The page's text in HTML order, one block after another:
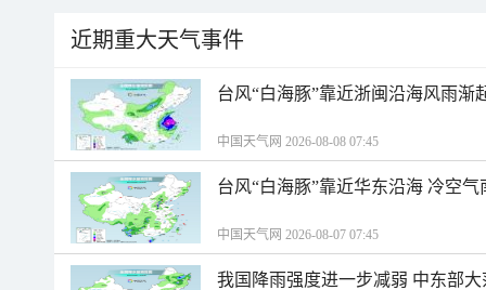
近期重大天气事件
台风“白海豚”靠近浙闽沿海风雨渐
中国天气网 2026-08-08 07:45
台风“白海豚”靠近华东沿海 冷空
中国天气网 2026-08-07 07:45
我国降雨强度进一步减弱 中东部